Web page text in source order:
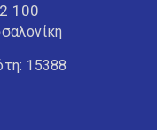
100
15388